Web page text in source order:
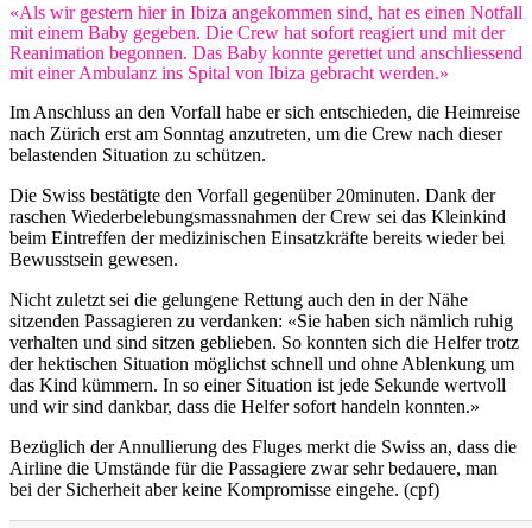
«Als wir gestern hier in Ibiza angekommen sind, hat es einen Notfall
mit einem Baby gegeben. Die Crew hat sofort reagiert und mit der
Reanimation begonnen. Das Baby konnte gerettet und anschliessend
mit einer Ambulanz ins Spital von Ibiza gebracht werden.»
Im Anschluss an den Vorfall habe er sich entschieden, die Heimreise
nach Zürich erst am Sonntag anzutreten, um die Crew nach dieser
belastenden Situation zu schützen.
Die Swiss bestätigte den Vorfall gegenüber 20minuten. Dank der
raschen Wiederbelebungsmassnahmen der Crew sei das Kleinkind
beim Eintreffen der medizinischen Einsatzkräfte bereits wieder bei
Bewusstsein gewesen.
Nicht zuletzt sei die gelungene Rettung auch den in der Nähe
sitzenden Passagieren zu verdanken: «Sie haben sich nämlich ruhig
verhalten und sind sitzen geblieben. So konnten sich die Helfer trotz
der hektischen Situation möglichst schnell und ohne Ablenkung um
das Kind kümmern. In so einer Situation ist jede Sekunde wertvoll
und wir sind dankbar, dass die Helfer sofort handeln konnten.»
Bezüglich der Annullierung des Fluges merkt die Swiss an, dass die
Airline die Umstände für die Passagiere zwar sehr bedauere, man
bei der Sicherheit aber keine Kompromisse eingehe. (cpf)